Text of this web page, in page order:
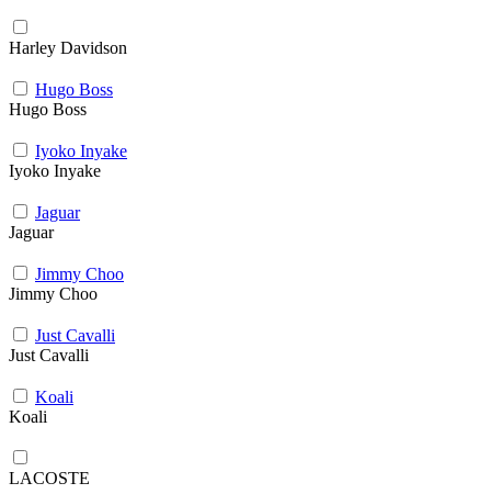
Harley Davidson
Hugo Boss
Hugo Boss
Iyoko Inyake
Iyoko Inyake
Jaguar
Jaguar
Jimmy Choo
Jimmy Choo
Just Cavalli
Just Cavalli
Koali
Koali
LACOSTE